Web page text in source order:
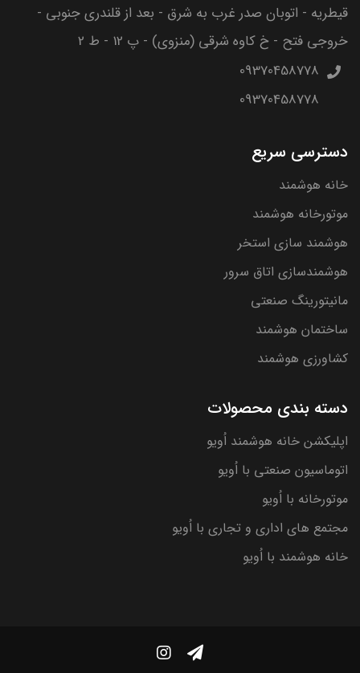
قیطریه - اتوبان صدر غرب به شرق - بعد از قلندری جنوبی -
خروجی فتح - خ کاوه شرقی (منزوی) - پ 12 - ط 2
09370458778
09370458778
دسترسی سریع
خانه هوشمند
موتورخانه هوشمند
هوشمند سازی استخر
هوشمندسازی اتاق سرور
مانیتورینگ صنعتی
ساختمان هوشمند
کشاورزی هوشمند
دسته بندی محصولات
اپلیکشن خانه هوشمند اُویو
اتوماسیون صنعتی با اُویو
موتورخانه با اُویو
مجتمع های اداری و تجاری با اُویو
خانه هوشمند با اُویو